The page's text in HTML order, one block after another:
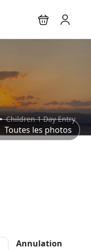
Children 1 Day Entry
Toutes les photos
Annulation